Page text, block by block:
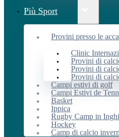
Più Sport
Provini presso le
Clinic
Provini di
Provini di
Provini di
Campi estivi di golf
Campi Estivi de
Basket
Ippica
Rugby Camp in
Hockey
Camp di calcio